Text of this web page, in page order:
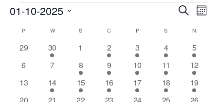
Wydarzenia
po
Szukaj
01-10-2025
datę.Kalendarz
Wydarzenia
P PONIEDZIAŁEK
WWTOREK Ś CCZWARTEK
PPIĄTEK S N
0
wydarzenia
29
1
wydarzenie
30
0
wydarzenia
1
1
wydarzenie
2
2
wydarzenia
3
1
wydarzenie
4
2
5
0
6
0
wydarzenia
7
1
wydarzenie
8
1
wydarzenie
9
1
wydarzenie
10
2
wydarzenia
11
1
12
0
wydarzenia
13
1
wydarzenie
14
2
wydarzenia
15
2
wydarzenia
16
2
wydarzenia
17
2
wydarzenia
18
2
19
0
3
0
3
2
1
2